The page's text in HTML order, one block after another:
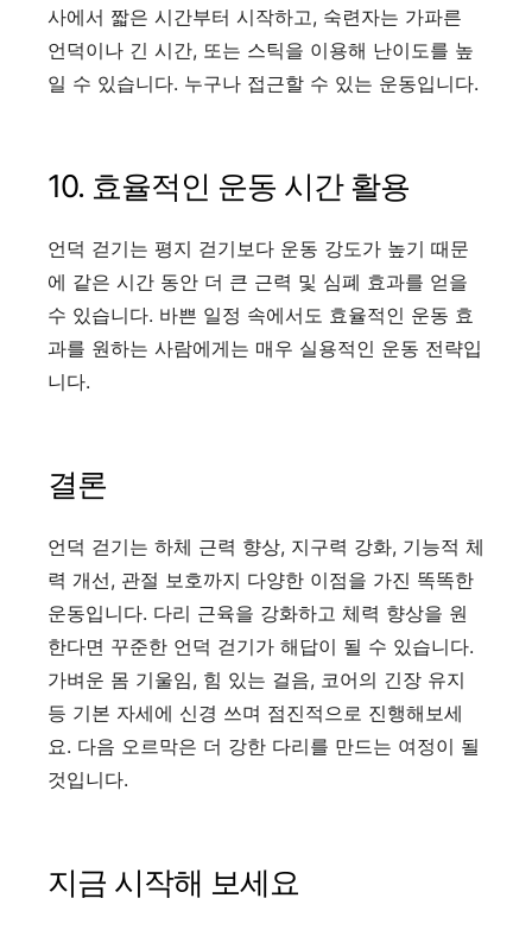
사에서 짧은 시간부터 시작하고, 숙련자는 가파른
언덕이나 긴 시간, 또는 스틱을 이용해 난이도를 높
일 수 있습니다. 누구나 접근할 수 있는 운동입니다.
10. 효율적인 운동 시간 활용
언덕 걷기는 평지 걷기보다 운동 강도가 높기 때문
에 같은 시간 동안 더 큰 근력 및 심폐 효과를 얻을
수 있습니다. 바쁜 일정 속에서도 효율적인 운동 효
과를 원하는 사람에게는 매우 실용적인 운동 전략입
니다.
결론
언덕 걷기는 하체 근력 향상, 지구력 강화, 기능적 체
력 개선, 관절 보호까지 다양한 이점을 가진 똑똑한
운동입니다. 다리 근육을 강화하고 체력 향상을 원
한다면 꾸준한 언덕 걷기가 해답이 될 수 있습니다.
가벼운 몸 기울임, 힘 있는 걸음, 코어의 긴장 유지
등 기본 자세에 신경 쓰며 점진적으로 진행해보세
요. 다음 오르막은 더 강한 다리를 만드는 여정이 될
것입니다.
지금 시작해 보세요